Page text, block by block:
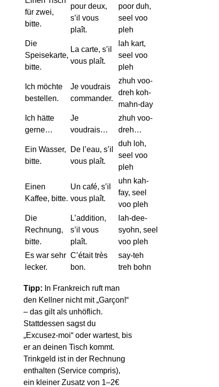
für zwei,
bitte.
pour deux,
s’il vous
plaît.
poor duh,
seel voo
pleh
Die
Speisekarte,
bitte.
La carte, s’il
vous plaît.
lah kart,
seel voo
pleh
Ich möchte
bestellen.
Je voudrais
commander.
zhuh voo-
dreh koh-
mahn-day
Ich hätte
gerne…
Je
voudrais…
zhuh voo-
dreh…
Ein Wasser,
bitte.
De l’eau, s’il
vous plaît.
duh loh,
seel voo
pleh
Einen
Kaffee, bitte.
Un café, s’il
vous plaît.
uhn kah-
fay, seel
voo pleh
Die
Rechnung,
bitte.
L’addition,
s’il vous
plaît.
lah-dee-
syohn, seel
voo pleh
Es war sehr
lecker.
C’était très
bon.
say-teh
treh bohn
Tipp: In Frankreich ruft man
den Kellner nicht mit „Garçon!“
– das gilt als unhöflich.
Stattdessen sagst du
„Excusez-moi“ oder wartest, bis
er an deinen Tisch kommt.
Trinkgeld ist in der Rechnung
enthalten (Service compris),
ein kleiner Zusatz von 1–2€